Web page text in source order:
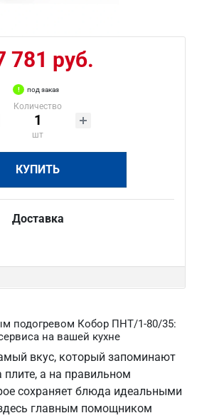
781 руб.
под заказ
Количество
шт
КУПИТЬ
Доставка
подогревом Кобор ПНТ/1-80/35:
на вашей кухне
вкус, который запоминают
плите, а на правильном
сохраняет блюда идеальными
главным помощником